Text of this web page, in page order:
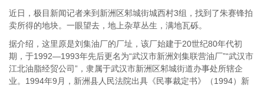
近日，极目新闻记者来到新洲区邾城街城西村3组，找到了朱赛锋拍
卖所得的地块。一眼望去，地上杂草丛生，满地瓦砾。
据介绍，这里原是刘集油厂的厂址，该厂始建于20世纪80年代初
期，于1992—1993年先后更名为“武汉市新洲刘集联营油厂”“武汉市
江北油脂经贸公司”，隶属于武汉市新洲区邾城街道办事处所辖企
业。1994年9月，新洲县人民法院出具《民事裁定书》（1994）新